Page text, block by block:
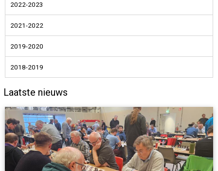
2022-2023
2021-2022
2019-2020
2018-2019
Laatste nieuws